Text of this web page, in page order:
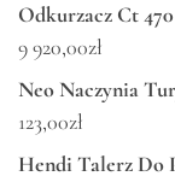
Odkurzacz Ct 470
9 920,00zł
Neo Naczynia
123,00zł
Hendi Talerz Do